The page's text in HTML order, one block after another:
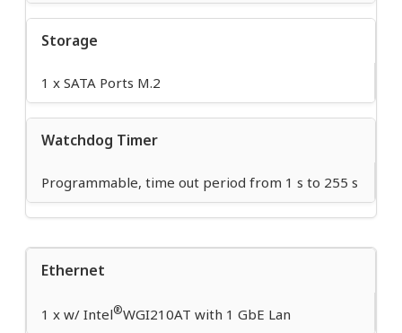
Storage
1 x SATA Ports M.2
Watchdog Timer
Programmable, time out period from 1 s to 255 s
Ethernet
1 x w/ Intel®WGI210AT with 1 GbE Lan